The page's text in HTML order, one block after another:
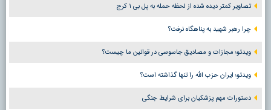
تصاویر کمتر دیده شده از لحظه حمله به پل بی ۱ کرج
چرا رهبر شهید به پناهگاه نرفت؟
ویدئو؛ مجازات و مصادیق جاسوسی در قوانین ما چیست؟
ویدئو؛ ایران حزب الله را تنها گذاشته است؟
دستورات مهم پزشکیان برای شرایط جنگی